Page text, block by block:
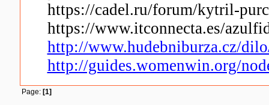
https://cadel.ru/forum/kytril-
https://www.itconnecta.es/
http://www.hudebniburza.cz/
http://guides.womenwin.org/
Page: [1]